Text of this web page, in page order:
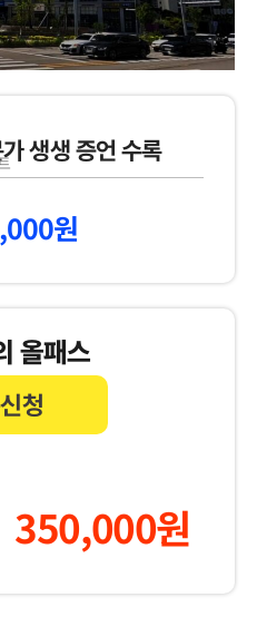
생생 증언 수록
원
올패스
청
350,000원